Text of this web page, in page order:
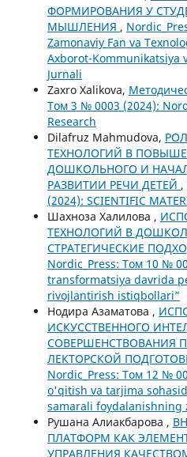
ФОРМИРОВАНИЯ У
МЫШЛЕНИЯ ,
Zamonaviy Fan va
Axborot-Kommunikatsiya
Jurnali
Zaxro Xalikova,
Том 3 № 0003 (2024):
Research
Dilafruz Mahmudova,
ТЕХНОЛОГИЙ В
ДОШКОЛЬНОГО И
РАЗВИТИИ РЕЧИ ДЕТЕЙ ,
(2024): SCIENTIFIC
Шахноза Халилова ,
ТЕХНОЛОГИЙ В
СТРАТЕГИЧЕСКИЕ
Nordic_Press: Том 10 №
transformatsiya davrida
rivojlantirish istiqbollari”
Нодира Азаматова ,
ИСКУССТВЕННОГО
СОВЕРШЕНСТВОВАНИЯ
ЛЕКТОРСКОЙ
Nordic_Press: Том 12 №
o'qitish va tarjima
samarali foydalanishning
Рушана Алиакбарова ,
ПЛАТФОРМ КАК
УПРАВЛЕНИЯ